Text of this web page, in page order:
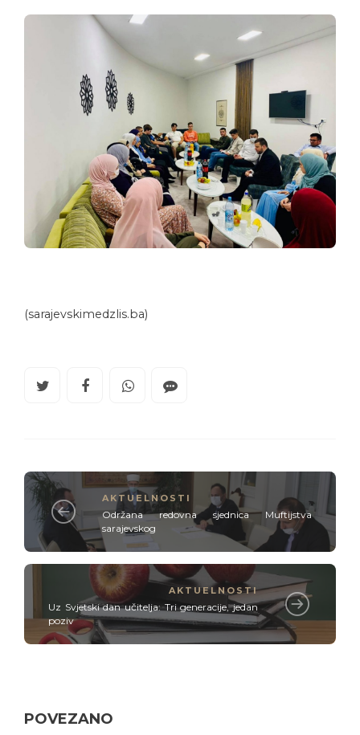
(sarajevskimedzlis.ba)
AKTUELNOSTI
Održana redovna sjednica Muftijstva
sarajevskog
AKTUELNOSTI
Uz Svjetski dan učitelja: Tri generacije, jedan
poziv
POVEZANO